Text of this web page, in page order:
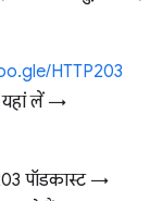
HTTP203
यहां लें →
पॉडकास्ट →